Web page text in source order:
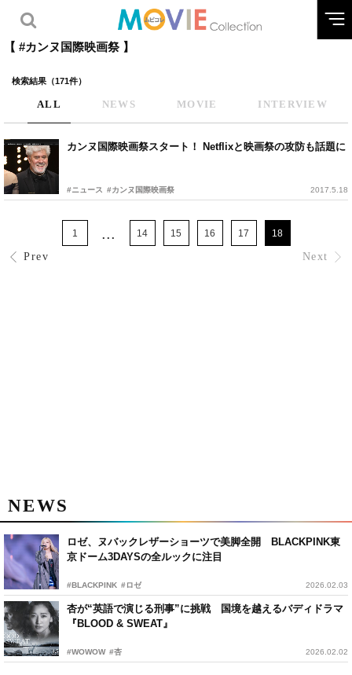
【 #カンヌ国際映画祭 】
検索結果（171件）
ALL NEWS MOVIE INTERVIEW
カンヌ国際映画祭スタート！ Netflixと映画祭の攻防も話題に
#ニュース #カンヌ国際映画祭 2017.5.18
Prev
1 ... 14 15 16 17 18
Next
NEWS
ロゼ、ヌバックレザーショーツで美脚全開 BLACKPINK東
京ドーム3DAYSの全ルックに注目
#BLACKPINK #ロゼ 2026.02.03
杏が“英語で演じる刑事”に挑戦 国境を越えるバディドラマ
『BLOOD & SWEAT』
#WOWOW #杏 2026.02.02